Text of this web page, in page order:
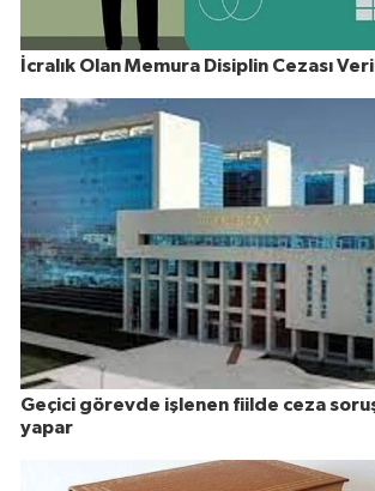
İcralık Olan Memura Disiplin Cezası
Geçici görevde işlenen fiilde ceza
yapar